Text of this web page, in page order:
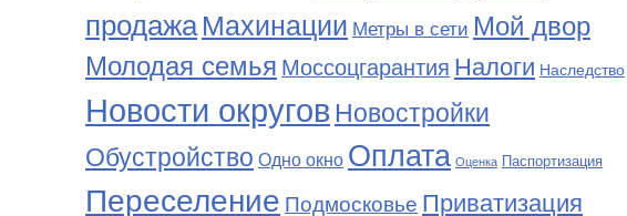
продажа Махинации Метры в сети Мой двор
Молодая семья Моссоцгарантия Налоги Наследство
Новости округов Новостройки
Обустройство Одно окно Оплата Оценка Паспортизация
Переселение Подмосковье Приватизация